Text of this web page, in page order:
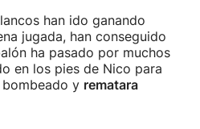
han ido ganando
jugada, han conseguido
ha pasado por muchos
en los pies de Nico para
y rematara